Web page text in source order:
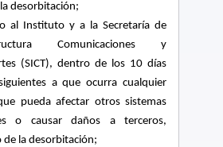
desorbitación;
al Instituto y a la Secretaría de
Comunicaciones y
(SICT), dentro de los 10 días
a que ocurra cualquier
pueda afectar otros sistemas
o causar daños a terceros,
de la desorbitación;